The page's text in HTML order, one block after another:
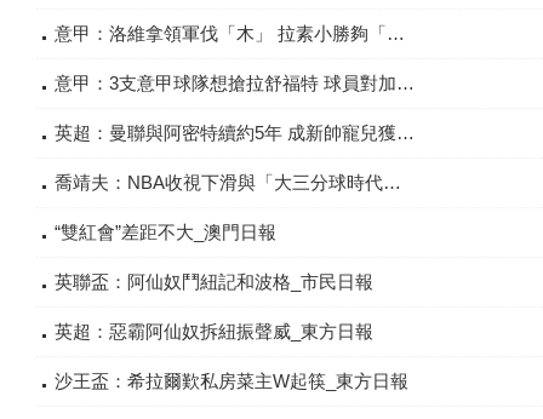
意甲：洛維拿領軍伐「木」 拉素小勝夠「和」味_星島日報
意甲：3支意甲球隊想搶拉舒福特 球員對加盟AC米蘭感興奮_星島日報
英超：曼聯與阿密特續約5年 成新帥寵兒獲大幅加薪3倍_星島日報
喬靖夫：NBA收視下滑與「大三分球時代」有關？_星島日報
“雙紅會”差距不大_澳門日報
英聯盃：阿仙奴鬥紐記和波格_市民日報
英超：惡霸阿仙奴拆紐振聲威_東方日報
沙王盃：希拉爾歎私房菜主W起筷_東方日報